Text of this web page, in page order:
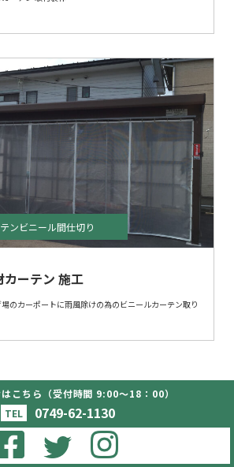
から外部確認を可能にとご要望が透明ビニールにてカ
に対する耐久性、バタつき防止になります。
小さな作業スペース、保管場所としてご使用いただけ
カーテン 施工
のカーポートに雨風除けの為のビニールカーテン取り
いただくことで広いスペースになります。
ンビニール間仕切り
- oohashitent Co.,Ltd. All Rights
Reserved.
こちら（受付時間 9:00〜18：00）
TEL
0749-62-1130